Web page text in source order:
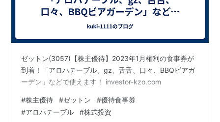
ゼットン(3057)【株主優待】2023年1月権利の食事券が
到着！「アロハテーブル、gz、舌舌、口々、BBQビアガ
ーデン」などで使えます！ investor-kzo.com
#株主優待 #ゼットン #優待食事券
#アロハテーブル #株式投資